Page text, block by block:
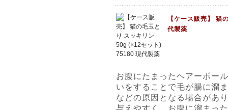
【ケース販売】
代製薬
お腹にたまったヘアーボー
いをすることで毛が腸に溜
などの原因となる場合があ
与えやすく、お腹に溜まっ